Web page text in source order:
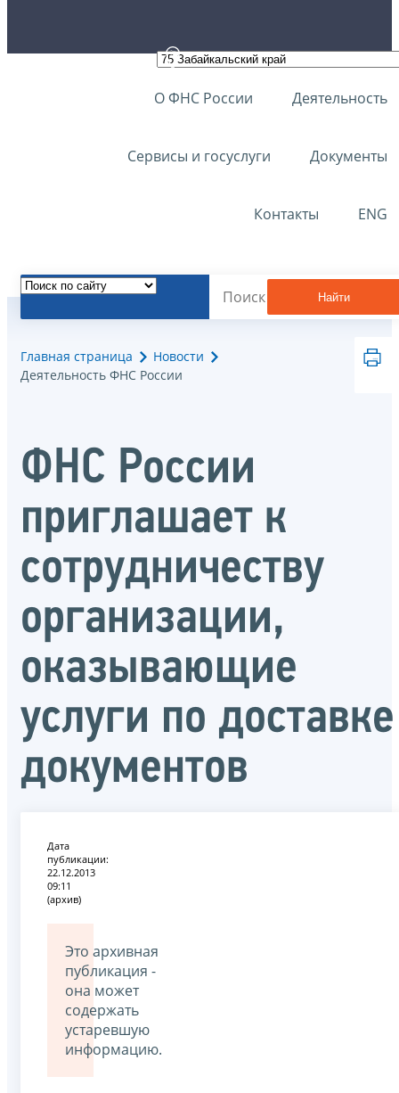
О ФНС России Деятельность
Сервисы и госуслуги Документы
Контакты ENG
Найти
Главная страница
Новости
Деятельность ФНС России
ФНС России
приглашает к
сотрудничеству
организации,
оказывающие
услуги по доставке
документов
Дата
публикации:
22.12.2013
09:11
(архив)
Это архивная
публикация -
она может
содержать
устаревшую
информацию.